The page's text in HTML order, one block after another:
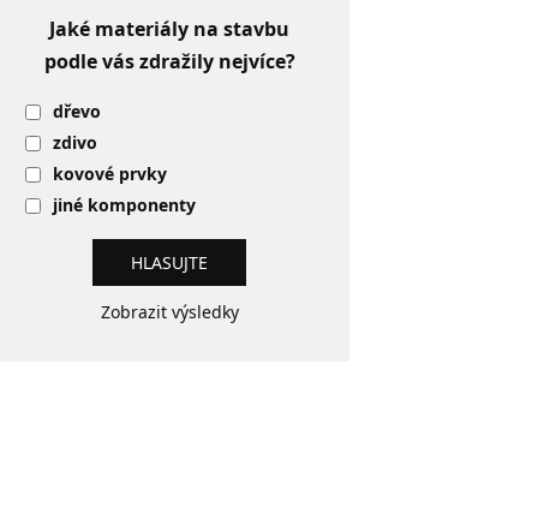
Jaké materiály na stavbu
podle vás zdražily nejvíce?
dřevo
zdivo
kovové prvky
jiné komponenty
Zobrazit výsledky